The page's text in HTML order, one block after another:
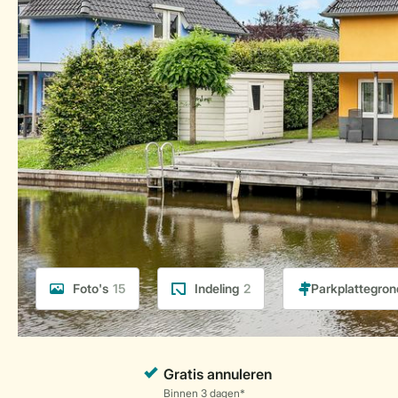
Foto's 15 Indeling 2